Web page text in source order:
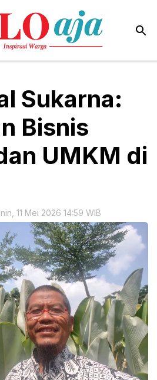
Sukarna:
Bisnis
UMKM di
11 Mei 2026 14:59 WIB